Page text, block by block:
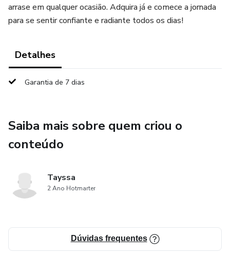
arrase em qualquer ocasião. Adquira já e comece a jornada
para se sentir confiante e radiante todos os dias!
Detalhes
Garantia de 7 dias
Saiba mais sobre quem criou o
conteúdo
Tayssa
2 Ano Hotmarter
Dúvidas frequentes